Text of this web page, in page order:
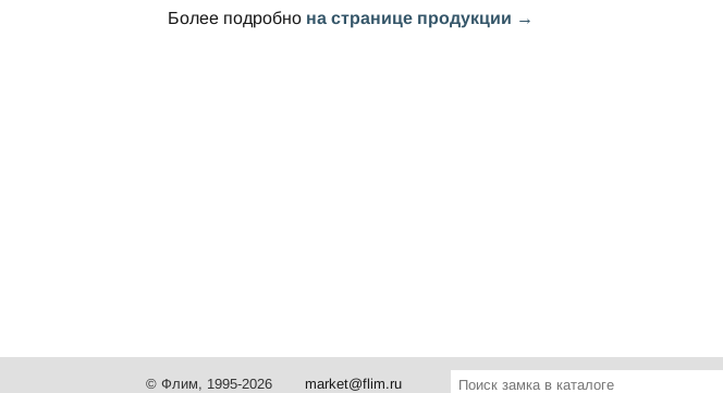
Более подробно на странице продукции →
© Флим, 1995-2026 market@flim.ru